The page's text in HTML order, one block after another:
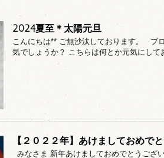
2024夏至＊太陽元旦
こんにちは** ご無沙汰しております。 ブ
気でしょうか？ こちらは何とか元気にして
【２０２２年】あけましておめで
みなさま 新年あけましておめでとうござ